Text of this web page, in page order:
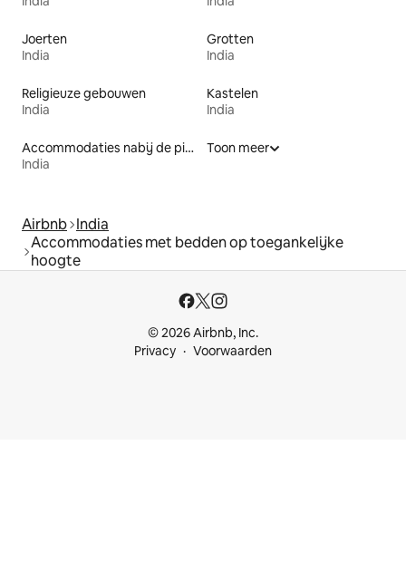
Joerten
India
Grotten
India
Religieuze gebouwen
India
Kastelen
India
Accommodaties nabij de piste
India
Toon meer
Airbnb India
Accommodaties met bedden op toegankelijke
hoogte
© 2026 Airbnb, Inc.
Privacy
Voorwaarden